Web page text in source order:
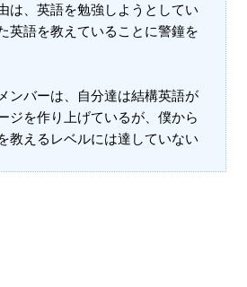
は、英語を勉強しようとしてい
英語を教えていることに警鐘を
ンバーは、自分達は結構英語が
ジを作り上げているが、僕から
教えるレベルには達していない